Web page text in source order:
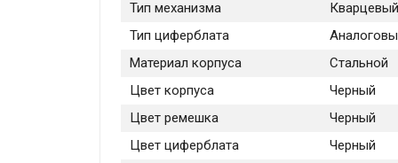
Тип механизма
Кварцевый
Тип циферблата
Материал корпуса
Стальной
Цвет корпуса
Черный
Цвет ремешка
Черный
Цвет циферблата
Черный